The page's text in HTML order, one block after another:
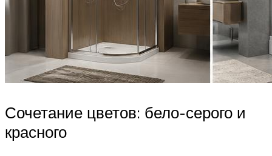
Сочетание цветов: бело-серого и
красного